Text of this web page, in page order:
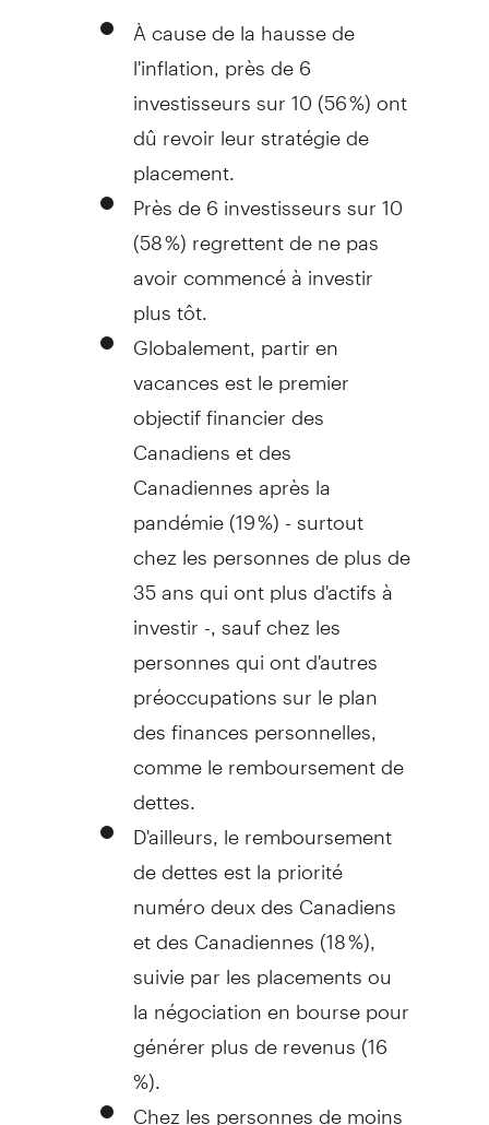
À cause de la hausse de
l'inflation, près de 6
investisseurs sur 10 (56 %) ont
dû revoir leur stratégie de
placement.
Près de 6 investisseurs sur 10
(58 %) regrettent de ne pas
avoir commencé à investir
plus tôt.
Globalement, partir en
vacances est le premier
objectif financier des
Canadiens et des
Canadiennes après la
pandémie (19 %) - surtout
chez les personnes de plus de
35 ans qui ont plus d'actifs à
investir -, sauf chez les
personnes qui ont d'autres
préoccupations sur le plan
des finances personnelles,
comme le remboursement de
dettes.
D'ailleurs, le remboursement
de dettes est la priorité
numéro deux des Canadiens
et des Canadiennes (18 %),
suivie par les placements ou
la négociation en bourse pour
générer plus de revenus (16
%).
Chez les personnes de moins